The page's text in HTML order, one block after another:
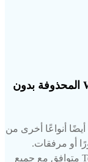
أفضل طريقة لاستعادة رسائل WhatsApp المحذوفة بدون
أنواعًا أخرى من
أو مرفقات.
برنامج Tenorshare UltData WhatsApp Recovery متوافق مع جميع